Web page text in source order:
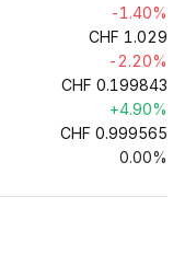
-1.40%
CHF 1.029
-2.20%
CHF 0.199843
+4.90%
CHF 0.999565
0.00%